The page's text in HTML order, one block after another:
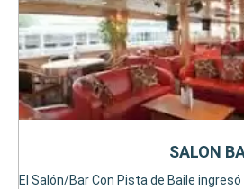
El Salón/Bar Con Pista de Baile
SALON